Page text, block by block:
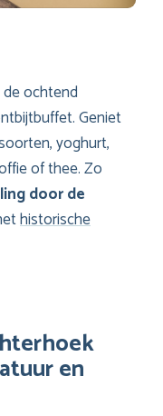
ochtend
Geniet
yoghurt,
of thee. Zo
door de
historische
en